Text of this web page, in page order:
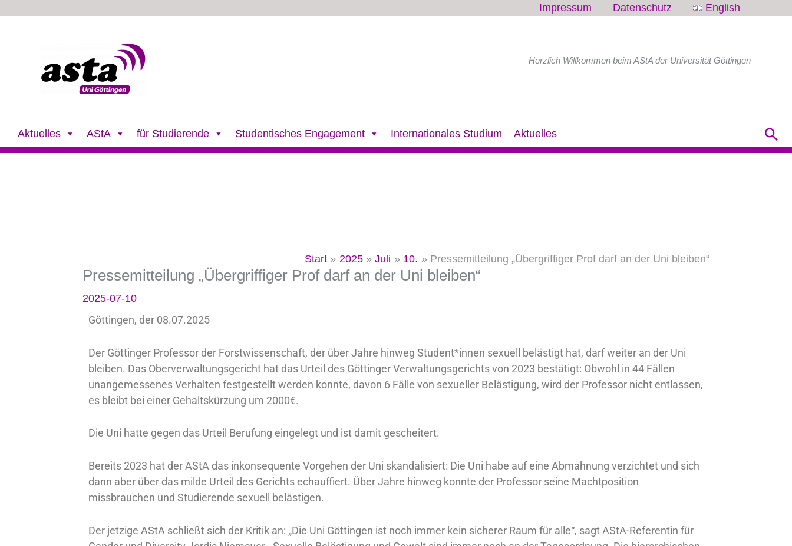
Impressum Datenschutz English
Herzlich Willkommen beim AStA der Universität Göttingen
Aktuelles AStA für Studierende Studentisches Engagement Internationales Studium Aktuelles
Start 2025 Juli 10. Pressemitteilung „Übergriffiger Prof darf an der Uni bleiben“
Pressemitteilung „Übergriffiger Prof darf an der Uni bleiben“
2025-07-10
Göttingen, der 08.07.2025
Der Göttinger Professor der Forstwissenschaft, der über Jahre hinweg Student*innen sexuell belästigt hat, darf weiter an der Uni
bleiben. Das Oberverwaltungsgericht hat das Urteil des Göttinger Verwaltungsgerichts von 2023 bestätigt: Obwohl in 44 Fällen
unangemessenes Verhalten festgestellt werden konnte, davon 6 Fälle von sexueller Belästigung, wird der Professor nicht entlassen,
es bleibt bei einer Gehaltskürzung um 2000€.
Die Uni hatte gegen das Urteil Berufung eingelegt und ist damit gescheitert.
Bereits 2023 hat der AStA das inkonsequente Vorgehen der Uni skandalisiert: Die Uni habe auf eine Abmahnung verzichtet und sich
dann aber über das milde Urteil des Gerichts echauffiert. Über Jahre hinweg konnte der Professor seine Machtposition
missbrauchen und Studierende sexuell belästigen.
Der jetzige AStA schließt sich der Kritik an: „Die Uni Göttingen ist noch immer kein sicherer Raum für alle“, sagt AStA-Referentin für